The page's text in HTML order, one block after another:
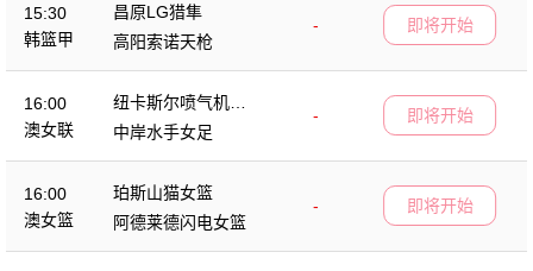
15:30
韩篮甲
昌原LG猎隼
-
高阳索诺天枪
即将开始
16:00
澳女联
纽卡斯尔喷气机女
足
-
中岸水手女足
即将开始
16:00
澳女篮
珀斯山猫女篮
-
阿德莱德闪电女篮
即将开始